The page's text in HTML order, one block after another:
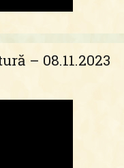
– 08.11.2023